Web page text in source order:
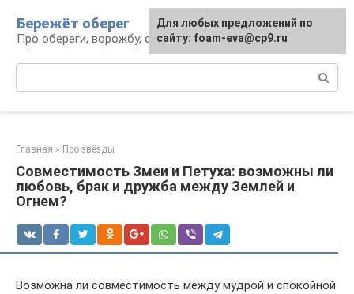
контенту
Бережёт оберег
Про обереги, ворожбу, сны и гадания
Главная » Про звёзды
Совместимость Змеи и Петуха: возможны ли
любовь, брак и дружба между Землей и
Огнем?
Возможна ли совместимость между мудрой и спокойной
Для любых предложений по
сайту: foam-eva@cp9.ru